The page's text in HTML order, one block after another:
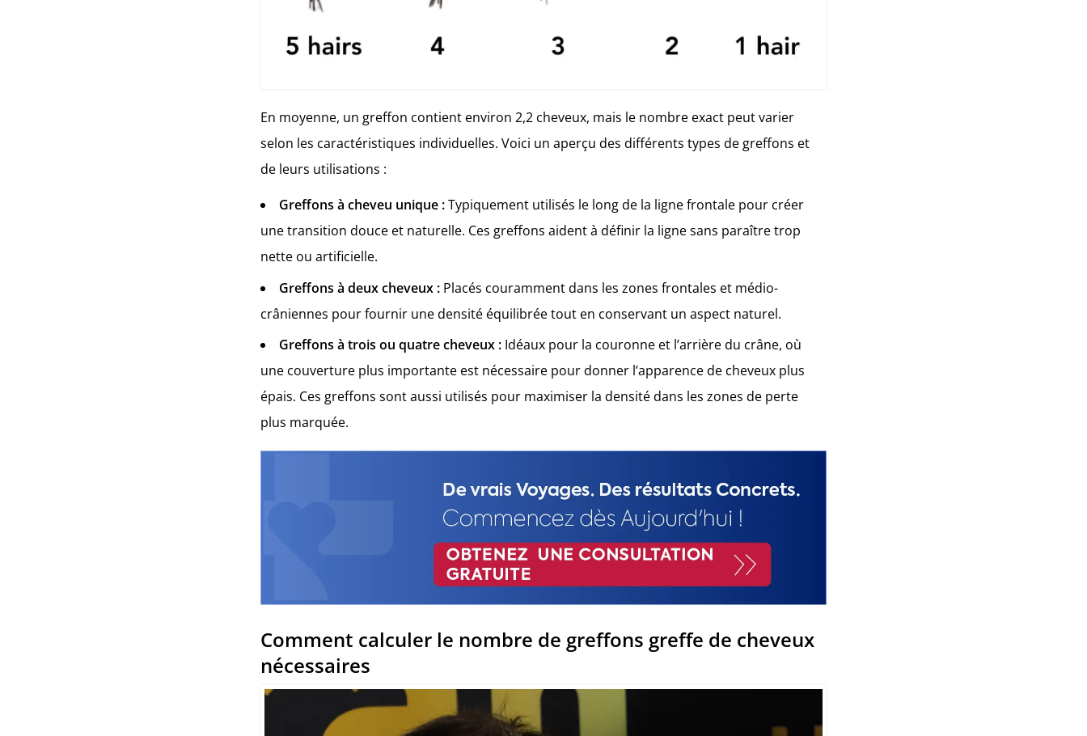
En moyenne, un greffon contient environ 2,2 cheveux, mais le nombre exact peut varier
selon les caractéristiques individuelles. Voici un aperçu des différents types de greffons et
de leurs utilisations :
Greffons à cheveu unique :Typiquement utilisés le long de la ligne frontale pour créer
une transition douce et naturelle. Ces greffons aident à définir la ligne sans paraître trop
nette ou artificielle.
Greffons à deux cheveux : Placés couramment dans les zones frontales et médio-
crâniennes pour fournir une densité équilibrée tout en conservant un aspect naturel.
Greffons à trois ou quatre cheveux : Idéaux pour la couronne et l’arrière du crâne, où
une couverture plus importante est nécessaire pour donner l’apparence de cheveux plus
épais. Ces greffons sont aussi utilisés pour maximiser la densité dans les zones de perte
plus marquée.
Comment calculer le nombre de greffons greffe de cheveux
nécessaires